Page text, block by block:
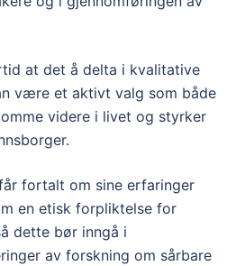
at det å delta i kvalitative
være et aktivt valg som både
videre i livet og styrker
fortalt om sine erfaringer
en etisk forpliktelse for
dette bør inngå i
av forskning om sårbare